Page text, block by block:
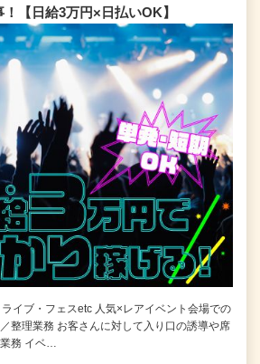
【日給3万円×日払いOK】
イブ・フェスetc 人気×レアイベント会場での
整理業務 お客さんに対して入り口の誘導や席
務 イベ…